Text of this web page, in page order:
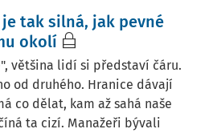
tak silná, jak pevné
okolí
většina lidí si představí čáru.
od druhého. Hranice dávají
co dělat, kam až sahá naše
ta cizí. Manažeři bývali